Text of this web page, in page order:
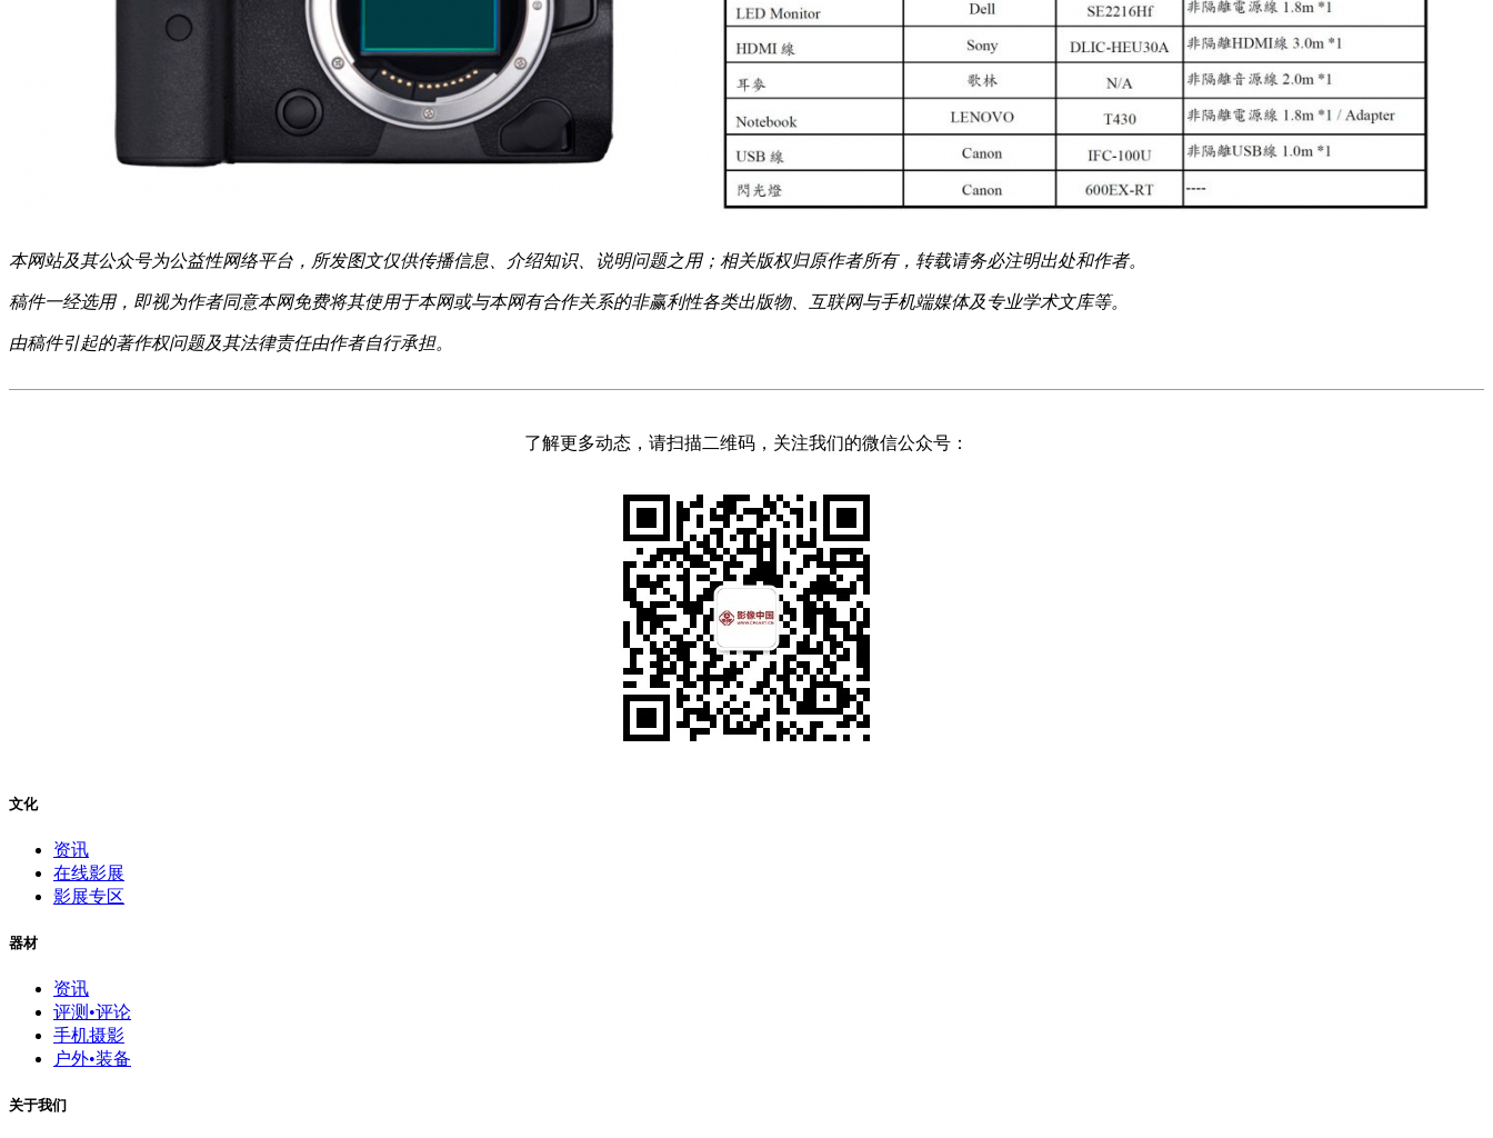
本网站及其公众号为公益性网络平台，所发图文仅供传播信息、介绍知识、说明问题之用；相关版权归原作者所有，转载请务必注明出处和作者。
稿件一经选用，即视为作者同意本网免费将其使用于本网或与本网有合作关系的非赢利性各类出版物、互联网与手机端媒体及专业学术文库等。
由稿件引起的著作权问题及其法律责任由作者自行承担。
了解更多动态，请扫描二维码，关注我们的微信公众号：
文化
资讯
在线影展
影展专区
器材
资讯
评测•评论
手机摄影
户外•装备
关于我们